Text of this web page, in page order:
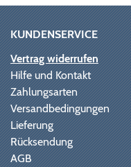
KUNDENSERVICE
Vertrag widerrufen
Hilfe und Kontakt
Zahlungsarten
Versandbedingungen
Lieferung
Rücksendung
AGB